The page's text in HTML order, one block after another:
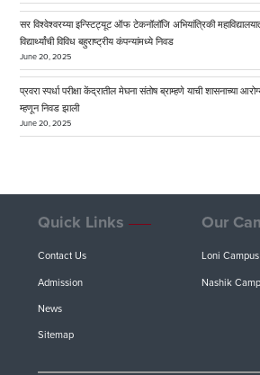
सर विश्वेश्वरय्या इन्स्टिट्यूट ऑफ टेकनॉलॉजि अभियांत्रिकी
विद्यार्थ्यांची विविध बहुराष्ट्रीय कंपन्यांमध्ये निवड
June 20, 2025
प्रवरा स्पर्धा परीक्षा केंद्रातील मेघना संतोष ब्राम्हणे याची शासनाच्या
म्हणून निवड झाली
June 20, 2025
Quick Links
Contact Us
Admission
News
Sitemap
Our
Loni Campus
Nashik